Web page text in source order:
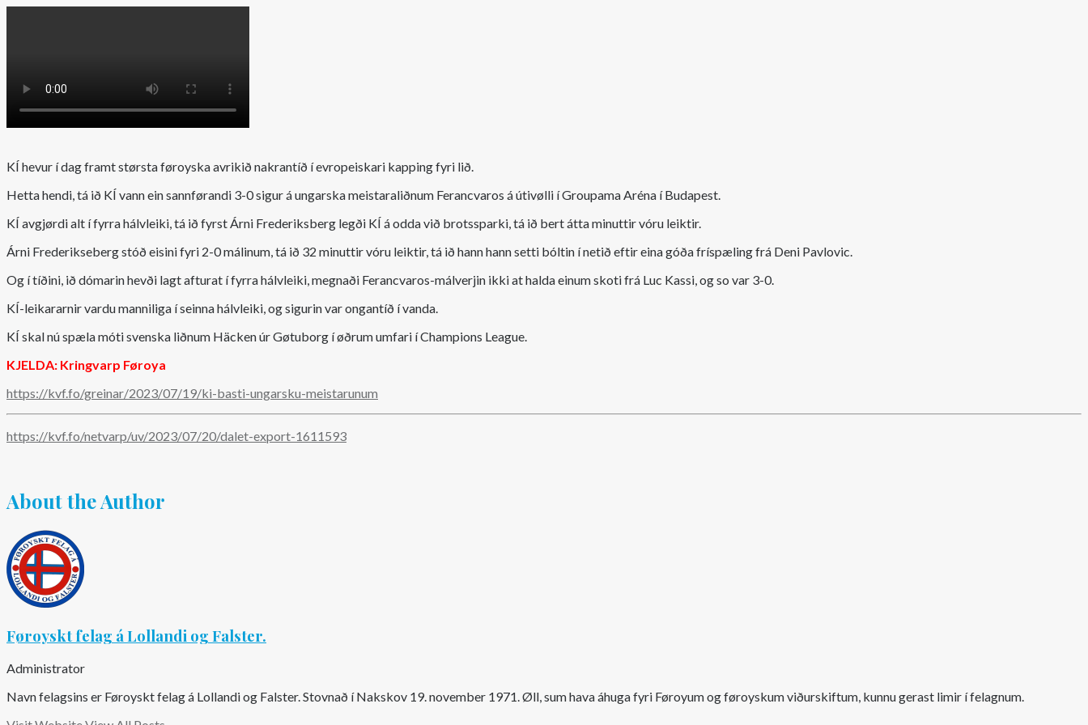
KÍ hevur í dag framt størsta føroyska avrikið nakrantíð í evropeiskari kapping fyri lið.
Hetta hendi, tá ið KÍ vann ein sannførandi 3-0 sigur á ungarska meistaraliðnum Ferancvaros á útivølli í Groupama Aréna í Budapest.
KÍ avgjørdi alt í fyrra hálvleiki, tá ið fyrst Árni Frederiksberg legði KÍ á odda við brotssparki, tá ið bert átta minuttir vóru leiktir.
Árni Frederikseberg stóð eisini fyri 2-0 málinum, tá ið 32 minuttir vóru leiktir, tá ið hann hann setti bóltin í netið eftir eina góða fríspæling frá Deni Pavlovic.
Og í tíðini, ið dómarin hevði lagt afturat í fyrra hálvleiki, megnaði Ferancvaros-málverjin ikki at halda einum skoti frá Luc Kassi, og so var 3-0.
KÍ-leikararnir vardu manniliga í seinna hálvleiki, og sigurin var ongantíð í vanda.
KÍ skal nú spæla móti svenska liðnum Häcken úr Gøtuborg í øðrum umfari í Champions League.
KJELDA: Kringvarp Føroya
https://kvf.fo/greinar/2023/07/19/ki-basti-ungarsku-meistarunum
https://kvf.fo/netvarp/uv/2023/07/20/dalet-export-1611593
About the Author
Føroyskt felag á Lollandi og Falster.
Administrator
Navn felagsins er Føroyskt felag á Lollandi og Falster. Stovnað í Nakskov 19. november 1971. Øll, sum hava áhuga fyri Føroyum og føroyskum viðurskiftum, kunnu gerast limir í felagnum.